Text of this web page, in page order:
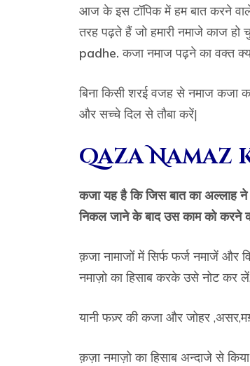
आज के इस टॉपिक में हम बात करने
तरह पढ़ते हैं जो हमारी नमाजे काज
padhe. कजा नमाज पढ़ने का वक्त
बिना किसी शरई वजह से नमाज कजा
और सच्चे दिल से तौबा करें|
Qaza Namaz
कजा यह है कि जिस बात का अल्लाह
निकल जाने के बाद उस काम को करने
क़जा नामाजों में सिर्फ फर्ज नमाजें और
नमाज़ो का हिसाब करके उसे नोट कर
यानी फज़्र की कजा और जोहर
क़ज़ा नमाज़ो का हिसाब अन्दाजे से